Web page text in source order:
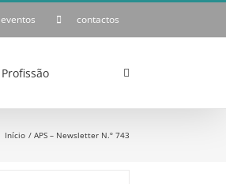
eventos contactos
Profissão
Início APS – Newsletter N.º 743